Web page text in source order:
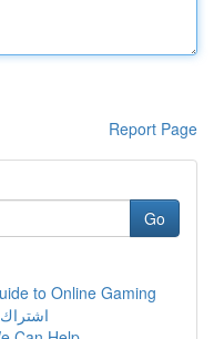
Report Page
Go
to Online Gaming